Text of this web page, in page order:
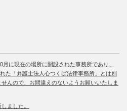
月に現在の場所に開設された事務所であり、
た「弁護士法人心つくば法律事務所」とは別
んので、お間違えのないようお願いいたしま
ました。